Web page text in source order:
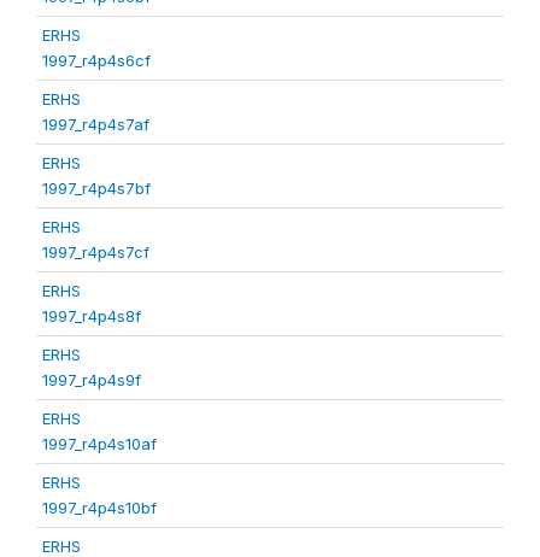
ERHS
1997_r4p4s6cf
ERHS
1997_r4p4s7af
ERHS
1997_r4p4s7bf
ERHS
1997_r4p4s7cf
ERHS
1997_r4p4s8f
ERHS
1997_r4p4s9f
ERHS
1997_r4p4s10af
ERHS
1997_r4p4s10bf
ERHS